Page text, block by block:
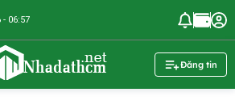
06:57
Đăng tin